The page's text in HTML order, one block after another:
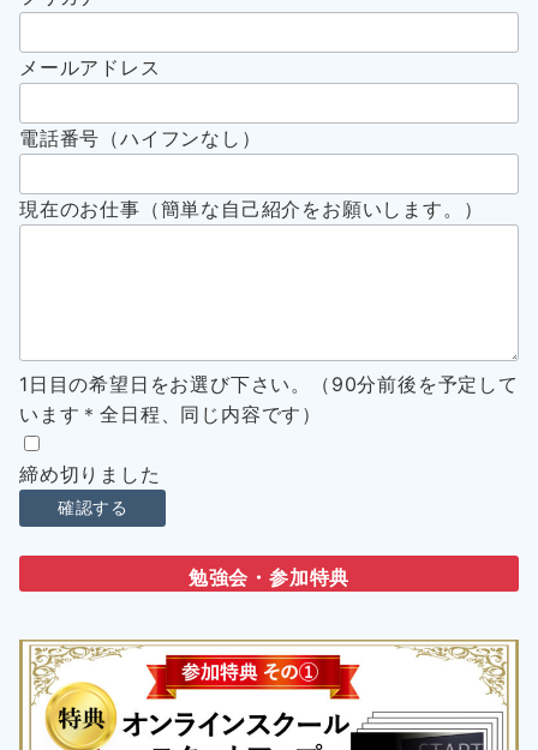
メールアドレス
電話番号（ハイフンなし）
現在のお仕事（簡単な自己紹介をお願いします。）
1日目の希望日をお選び下さい。（90分前後を予定して
います＊全日程、同じ内容です）
締め切りました
勉強会・参加特典